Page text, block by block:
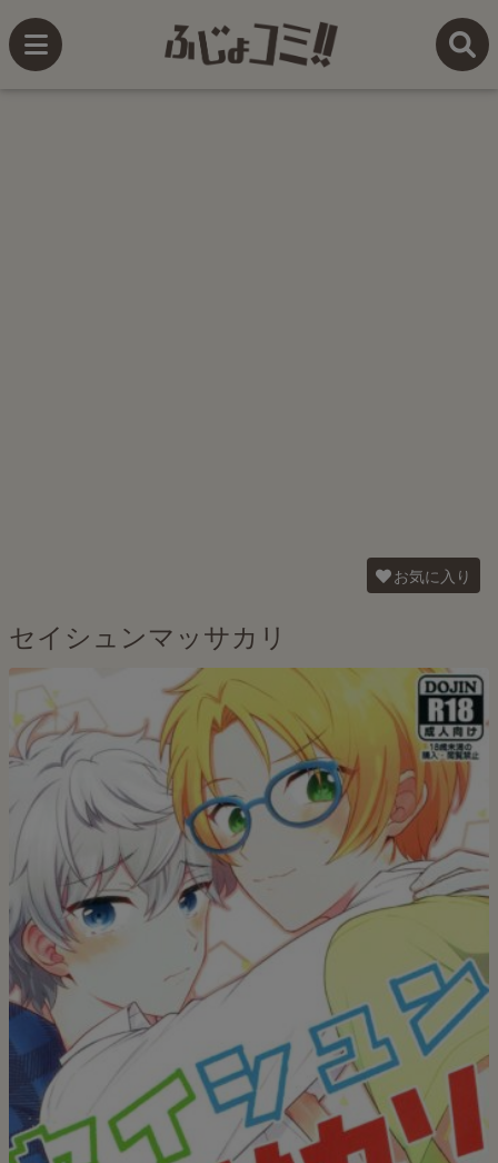
お気に入り
セイシュンマッサカリ